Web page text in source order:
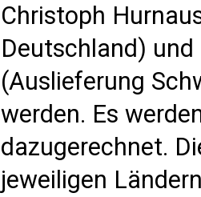
Christoph
Deutschland)
(Auslieferung
werden. Es
dazugerechnet.
jeweiligen